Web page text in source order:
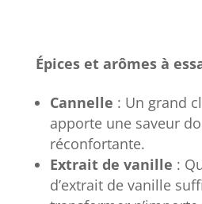
Épices et arômes à
Cannelle : Un grand
apporte une saveur
réconfortante.
Extrait de vanille :
d’extrait de vanille